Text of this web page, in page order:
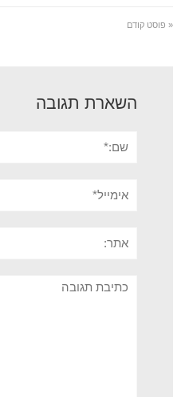
« פוסט קודם
השארת תגובה